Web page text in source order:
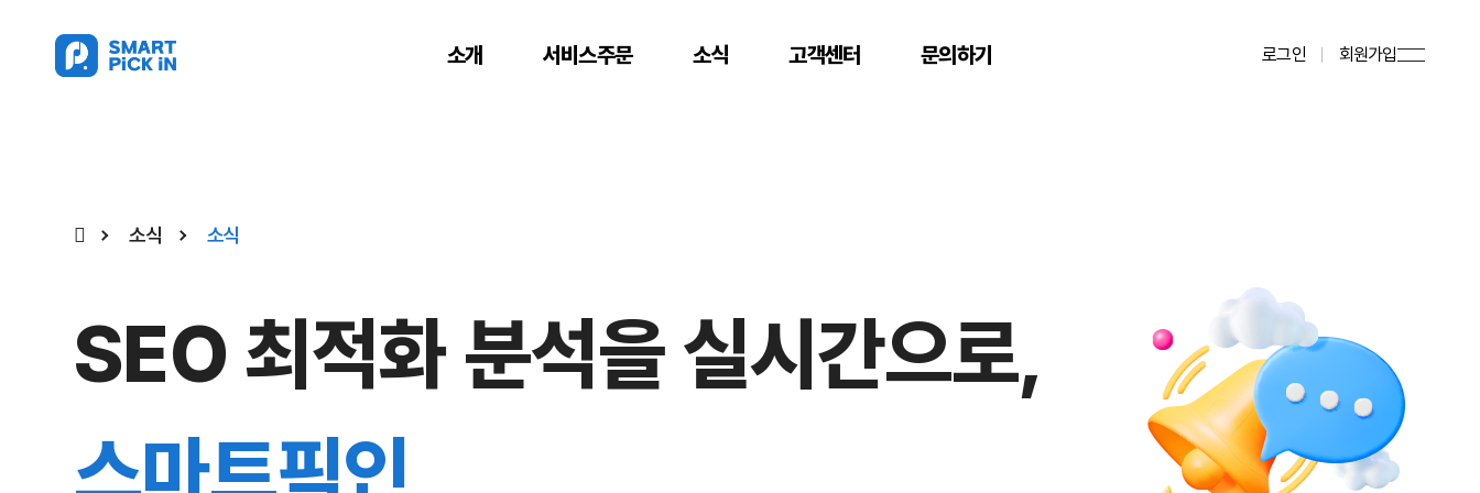
소개 서비스주문 소식 고객센터 문의하기 로그인 회원가입
소식 소식
SEO 최적화 분석을 실시간으로,
스마트픽인